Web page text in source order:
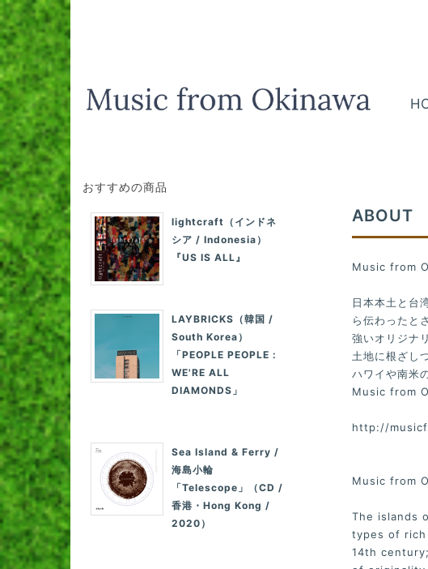
ABOUT
Music from
日本本土と台
ら伝わったと
強いオリジナ
土地に根ざし
ハワイや南米
Music from
http://
Music from
The islands
types of rich
14th
おすすめの商品
lightcraft（インドネ
シア / Indonesia）
『US IS ALL』
LAYBRICKS（韓国 /
South Korea）
「PEOPLE PEOPLE :
WE'RE ALL
DIAMONDS」
Sea Island & Ferry /
海島小輪
「Telescope」（CD /
香港・Hong Kong /
2020）